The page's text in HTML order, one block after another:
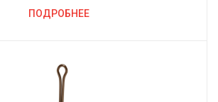
ПОДРОБНЕЕ